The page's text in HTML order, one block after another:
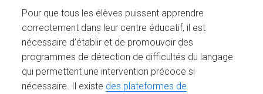
Pour que tous les élèves puissent apprendre
correctement dans leur centre éducatif, il est
nécessaire d’établir et de promouvoir des
programmes de détection de difficultés du langage
qui permettent une intervention précoce si
nécessaire. Il existe des plateformes de